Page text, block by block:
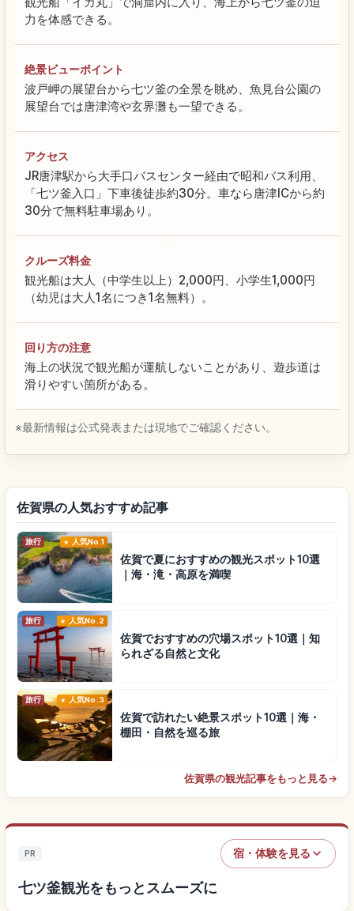
力を体感できる。
絶景ビューポイント
波戸岬の展望台から七ツ釜の全景を眺め、魚見台公園の
展望台では唐津湾や玄界灘も一望できる。
アクセス
JR唐津駅から大手口バスセンター経由で昭和バス利用、
「七ツ釜入口」下車後徒歩約30分。車なら唐津ICから約
30分で無料駐車場あり。
クルーズ料金
観光船は大人（中学生以上）2,000円、小学生1,000円
（幼児は大人1名につき1名無料）。
回り方の注意
海上の状況で観光船が運航しないことがあり、遊歩道は
滑りやすい箇所がある。
※最新情報は公式発表または現地でご確認ください。
佐賀県の人気おすすめ記事
旅行 人気No.1
佐賀で夏におすすめの観光スポット10選
｜海・滝・高原を満喫
旅行 人気No.2
佐賀でおすすめの穴場スポット10選｜知
られざる自然と文化
旅行 人気No.3
佐賀で訪れたい絶景スポット10選｜海・
棚田・自然を巡る旅
佐賀県の観光記事をもっと見る→
PR 宿・体験を見る
七ツ釜観光をもっとスムーズに